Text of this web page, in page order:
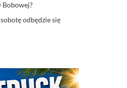
Bobowej?
odbędzie się